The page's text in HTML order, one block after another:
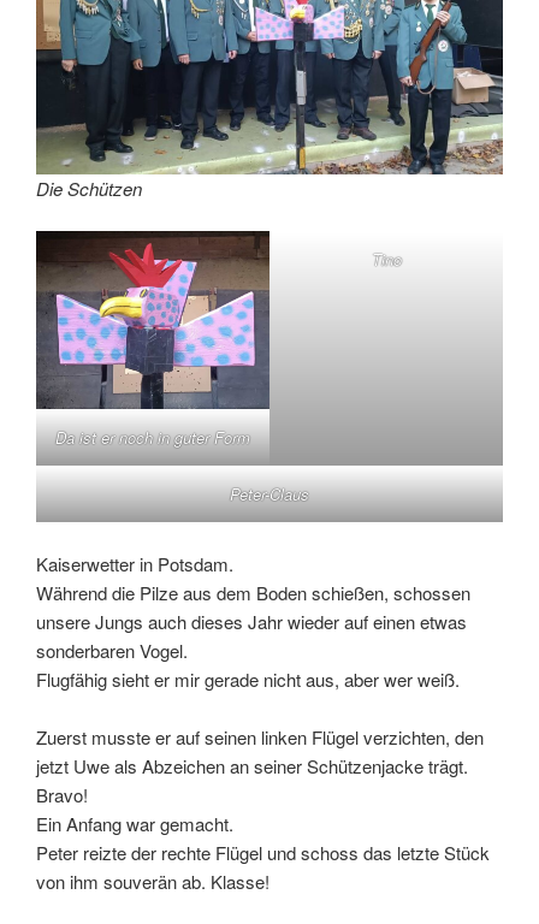
Die Schützen
Da ist er noch in guter Form
Tino
Peter-Claus
Kaiserwetter in Potsdam.
Während die Pilze aus dem Boden schießen, schossen
unsere Jungs auch dieses Jahr wieder auf einen etwas
sonderbaren Vogel.
Flugfähig sieht er mir gerade nicht aus, aber wer weiß.
Zuerst musste er auf seinen linken Flügel verzichten, den
jetzt Uwe als Abzeichen an seiner Schützenjacke trägt.
Bravo!
Ein Anfang war gemacht.
Peter reizte der rechte Flügel und schoss das letzte Stück
von ihm souverän ab. Klasse!